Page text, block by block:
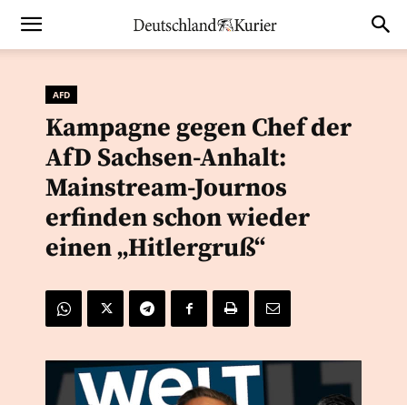
AFD
Kampagne gegen Chef der
AfD Sachsen-Anhalt:
Mainstream-Journos
erfinden schon wieder
einen „Hitlergruß“